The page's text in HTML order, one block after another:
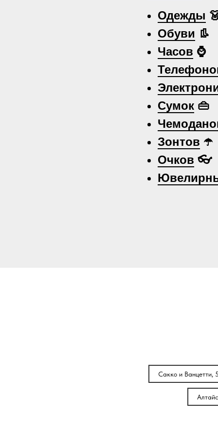
Одежды
Обуви 👢
Часов ⌚
Сумок 👜
Зонтов ☂️
Очков 👓
Сакко и Ванцетти,